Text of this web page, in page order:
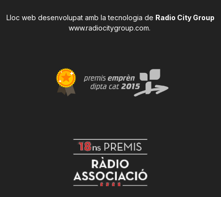
Lloc web desenvolupat amb la tecnologia de Radio City Group
www.radiocitygroup.com.